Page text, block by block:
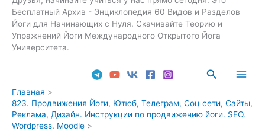
Бесплатный Архив - Энциклопедия 60 Видов и Разделов
Йоги для Начинающих с Нуля. Скачивайте Теорию и
Упражнений Йоги Международного Открытого Йога
Университета.
Поиск
Главная
823. Продвижения Йоги, Ютюб, Телеграм, Соц сети, Сайты,
Реклама, Дизайн. Инструкции по продвижению йоги. SEO.
Wordpress. Moodle